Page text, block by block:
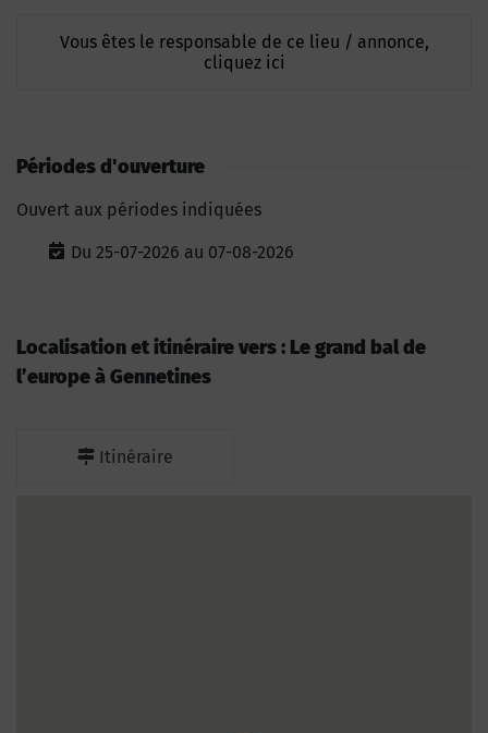
Vous êtes le responsable de ce lieu / annonce,
cliquez ici
Périodes d'ouverture
Ouvert aux périodes indiquées
Du 25-07-2026 au 07-08-2026
Localisation et itinéraire vers : Le grand bal de
l’europe à Gennetines
Itinéraire